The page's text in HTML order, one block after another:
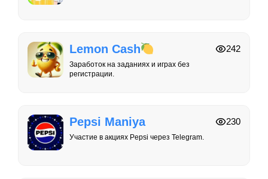
Lemon Cash
Заработок на заданиях и играх без
регистрации.
242
Pepsi Maniya
Участие в акциях Pepsi через Telegram.
230